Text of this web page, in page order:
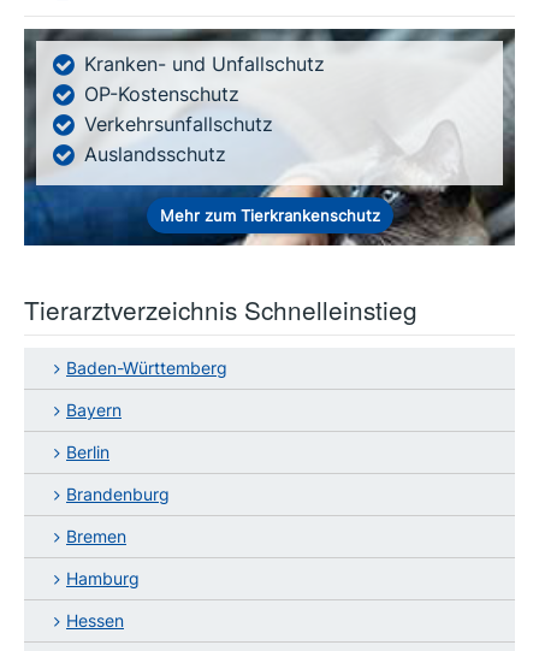
Kranken- und Unfallschutz
OP-Kostenschutz
Verkehrsunfallschutz
Auslandsschutz
Mehr zum Tierkrankenschutz
Tierarztverzeichnis Schnelleinstieg
Baden-Württemberg
Bayern
Berlin
Brandenburg
Bremen
Hamburg
Hessen